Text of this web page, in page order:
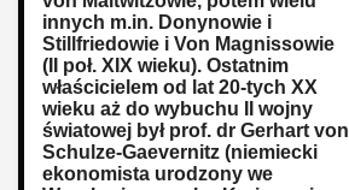
innych m.in. Donynowie i
Stillfriedowie i Von Magnissowie
(II poł. XIX wieku). Ostatnim
właścicielem od lat 20-tych XX
wieku aż do wybuchu II wojny
światowej był prof. dr Gerhart von
Schulze-Gaevernitz (niemiecki
ekonomista urodzony we